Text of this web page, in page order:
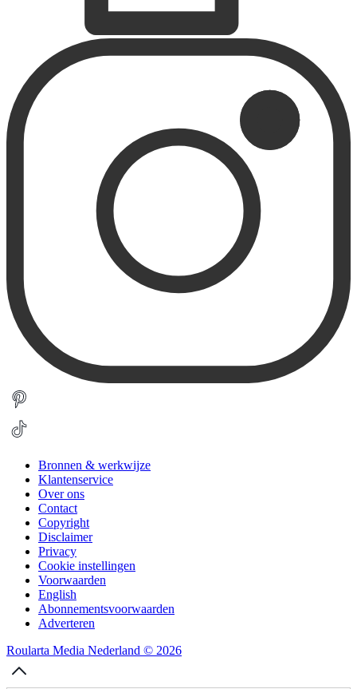
Bronnen & werkwijze
Klantenservice
Over ons
Contact
Copyright
Disclaimer
Privacy
Cookie instellingen
Voorwaarden
English
Abonnementsvoorwaarden
Adverteren
Roularta Media Nederland © 2026